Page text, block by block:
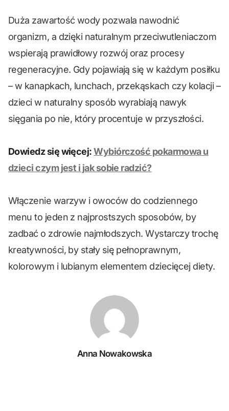
Duża zawartość wody pozwala nawodnić
organizm, a dzięki naturalnym przeciwutleniaczom
wspierają prawidłowy rozwój oraz procesy
regeneracyjne. Gdy pojawiają się w każdym posiłku
– w kanapkach, lunchach, przekąskach czy kolacji –
dzieci w naturalny sposób wyrabiają nawyk
sięgania po nie, który procentuje w przyszłości.
Dowiedz się więcej:Wybiórczość pokarmowa u
dzieci czym jest i jak sobie radzić?
Włączenie warzyw i owoców do codziennego
menu to jeden z najprostszych sposobów, by
zadbać o zdrowie najmłodszych. Wystarczy trochę
kreatywności, by stały się pełnoprawnym,
kolorowym i lubianym elementem dziecięcej diety.
Anna Nowakowska